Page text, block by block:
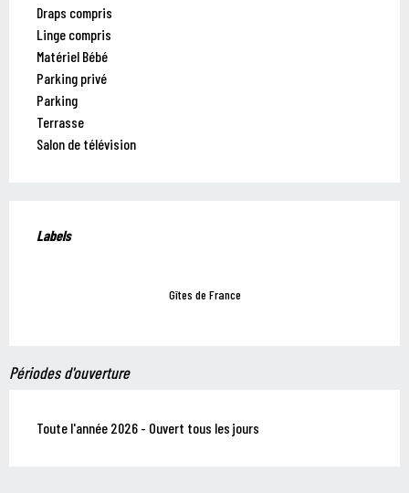
Draps compris
Linge compris
Matériel Bébé
Parking privé
Parking
Terrasse
Salon de télévision
Labels
Labels
Gîtes de France
Périodes d'ouverture
Toute l'année 2026 - Ouvert tous les jours